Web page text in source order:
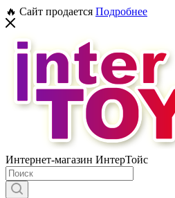
🔥 Сайт продается Подробнее
Интернет-магазин ИнтерТойс